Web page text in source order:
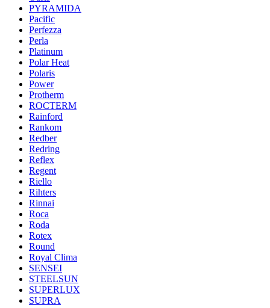
PYRAMIDA
Pacific
Perfezza
Perla
Platinum
Polar Heat
Polaris
Power
Protherm
ROCTERM
Rainford
Rankom
Redber
Redring
Reflex
Regent
Riello
Rihters
Rinnai
Roca
Roda
Rotex
Round
Royal Clima
SENSEI
STEELSUN
SUPERLUX
SUPRA